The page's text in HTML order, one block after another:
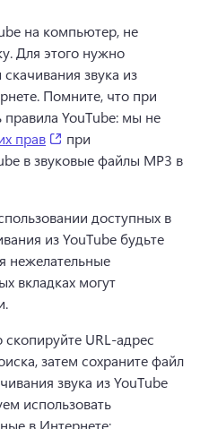
на компьютер, не
Для этого нужно
звука из
Помните, что при
YouTube: мы не
прав (opens in a new tab)
при
в звуковые файлы MP3 в
доступных в
из YouTube будьте
нежелательные
вкладках могут
URL-адрес
затем сохраните файл
звука из YouTube
использовать
в Интернете: